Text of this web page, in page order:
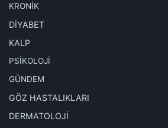
KRONİK
DİYABET
KALP
PSİKOLOJİ
GÜNDEM
GÖZ HASTALIKLARI
DERMATOLOJİ